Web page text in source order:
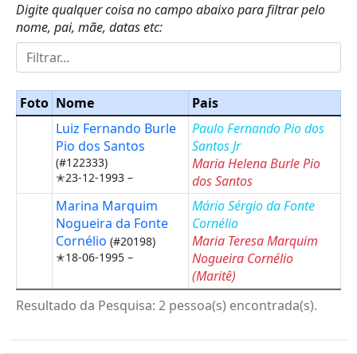
Digite qualquer coisa no campo abaixo para filtrar pelo
nome, pai, mãe, datas etc:
Foto Nome
Pais
Luiz Fernando Burle
Pio dos Santos
(#122333)
✭23-12-1993 –
Paulo Fernando Pio dos
Santos Jr
Maria Helena Burle Pio
dos Santos
Marina Marquim
Nogueira da Fonte
Cornélio (#20198)
✭18-06-1995 –
Mário Sérgio da Fonte
Cornélio
Maria Teresa Marquim
Nogueira Cornélio
(Maritê)
Resultado da Pesquisa: 2 pessoa(s) encontrada(s).